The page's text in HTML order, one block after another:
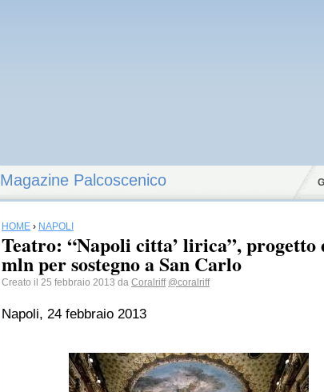
Magazine Palcoscenico
HOME › NAPOLI
Teatro: “Napoli citta’ lirica”, progetto
mln per sostegno a San Carlo
Creato il 25 febbraio 2013 da Coralriff @coralriff
Napoli, 24 febbraio 2013